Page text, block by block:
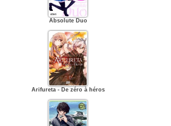
Absolute Duo
Arifureta - De zéro à héros